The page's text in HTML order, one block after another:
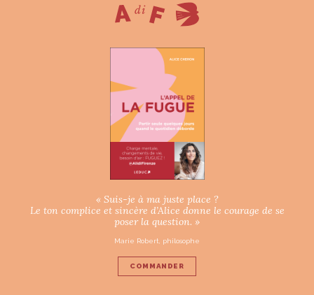
« Suis-je à ma juste place ?
Le ton complice et sincère d’Alice donne le courage de se
poser la question. »
Marie Robert, philosophe
COMMANDER